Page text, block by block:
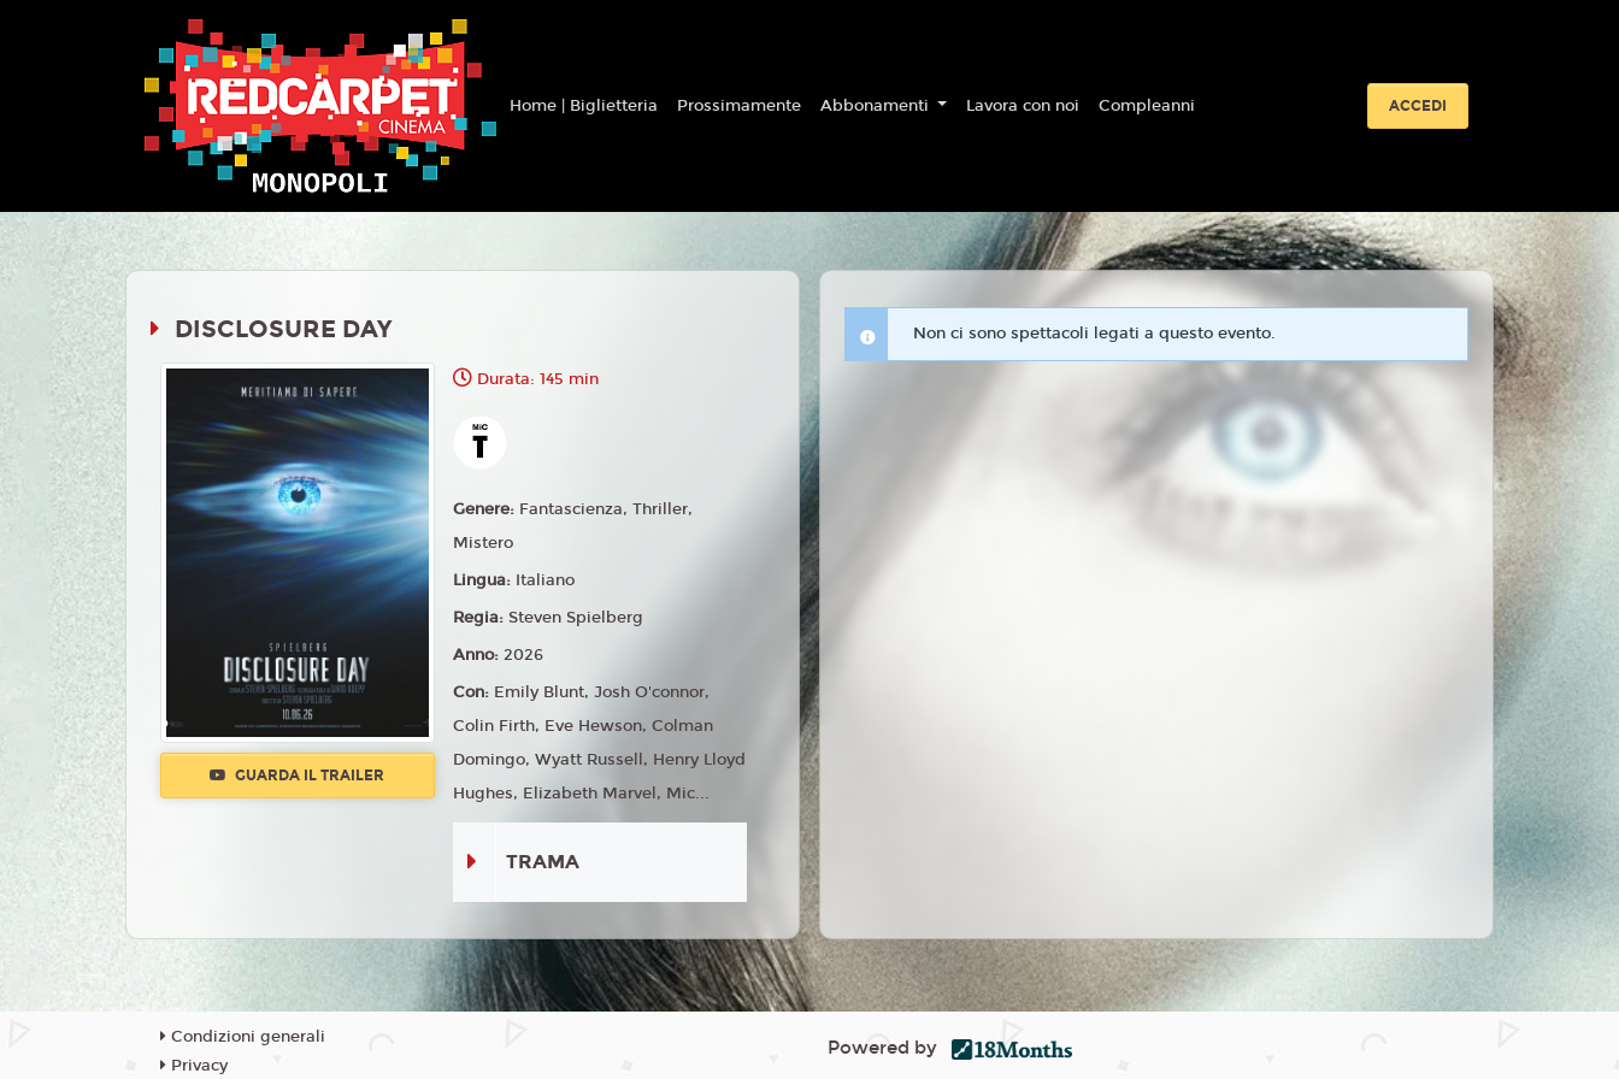
Home | Biglietteria Prossimamente Abbonamenti Lavora con noi Compleanni ACCEDI
DISCLOSURE DAY
GUARDA IL TRAILER
Durata: 145 min
Genere: Fantascienza, Thriller,
Mistero
Lingua: Italiano
Regia:Steven Spielberg
Anno:2026
Con: Emily Blunt, Josh O'connor,
Colin Firth, Eve Hewson, Colman
Domingo, Wyatt Russell, Henry Lloyd
Hughes, Elizabeth Marvel, Mic...
TRAMA
Non ci sono spettacoli legati a questo evento.
Condizioni generali
Privacy
Powered by